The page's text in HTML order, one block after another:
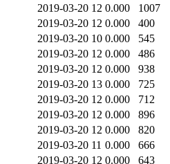
2019-03-20 12 0.000
1007
2019-03-20 12 0.000
400
2019-03-20 10 0.000
545
2019-03-20 12 0.000
486
2019-03-20 12 0.000
938
2019-03-20 13 0.000
725
2019-03-20 12 0.000
712
2019-03-20 12 0.000
896
2019-03-20 12 0.000
820
2019-03-20 11 0.000
666
2019-03-20 12 0.000
643